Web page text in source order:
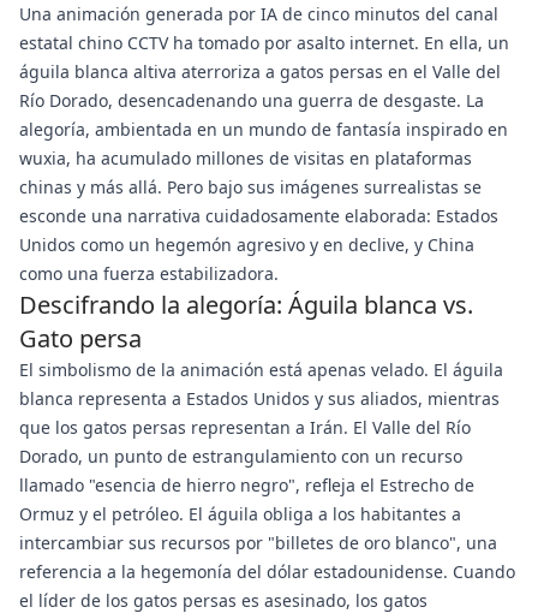
Una animación generada por IA de cinco minutos del canal
estatal chino CCTV ha tomado por asalto internet. En ella, un
águila blanca altiva aterroriza a gatos persas en el Valle del
Río Dorado, desencadenando una guerra de desgaste. La
alegoría, ambientada en un mundo de fantasía inspirado en
wuxia, ha acumulado millones de visitas en plataformas
chinas y más allá. Pero bajo sus imágenes surrealistas se
esconde una narrativa cuidadosamente elaborada: Estados
Unidos como un hegemón agresivo y en declive, y China
como una fuerza estabilizadora.
Descifrando la alegoría: Águila blanca vs.
Gato persa
El simbolismo de la animación está apenas velado. El águila
blanca representa a Estados Unidos y sus aliados, mientras
que los gatos persas representan a Irán. El Valle del Río
Dorado, un punto de estrangulamiento con un recurso
llamado "esencia de hierro negro", refleja el Estrecho de
Ormuz y el petróleo. El águila obliga a los habitantes a
intercambiar sus recursos por "billetes de oro blanco", una
referencia a la hegemonía del dólar estadounidense. Cuando
el líder de los gatos persas es asesinado, los gatos